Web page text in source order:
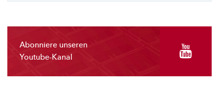
Abonniere unseren
Youtube-Kanal